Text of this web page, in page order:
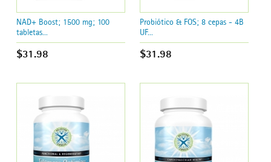
NAD+ Boost; 1500 mg; 100
tabletas...
$31.98
Probiótico & FOS; 8 cepas - 4B
UF...
$31.98